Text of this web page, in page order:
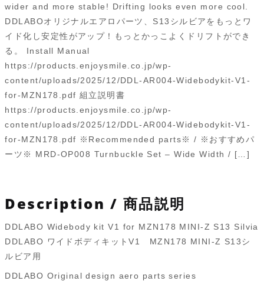
ア
用
AR004
個
o y e
wider and more stable! Drifting looks even more cool.
DDLABOオリジナルエアロパーツ、S13シルビアをもっとワ
イド化し安定性がアップ！もっとかっこよくドリフトができ
る。 Install Manual
https://products.enjoysmile.co.jp/wp-
content/uploads/2025/12/DDL-AR004-Widebodykit-V1-
for-MZN178.pdf 組立説明書
https://products.enjoysmile.co.jp/wp-
content/uploads/2025/12/DDL-AR004-Widebodykit-V1-
for-MZN178.pdf ※Recommended parts※ / ※おすすめパ
ーツ※ MRD-OP008 Turnbuckle Set – Wide Width / […]
Description / 商品説明
DDLABO Widebody kit V1 for MZN178 MINI-Z S13 Silvia
DDLABO ワイドボディキットV1 MZN178 MINI-Z S13シ
ルビア用
DDLABO Original design aero parts series